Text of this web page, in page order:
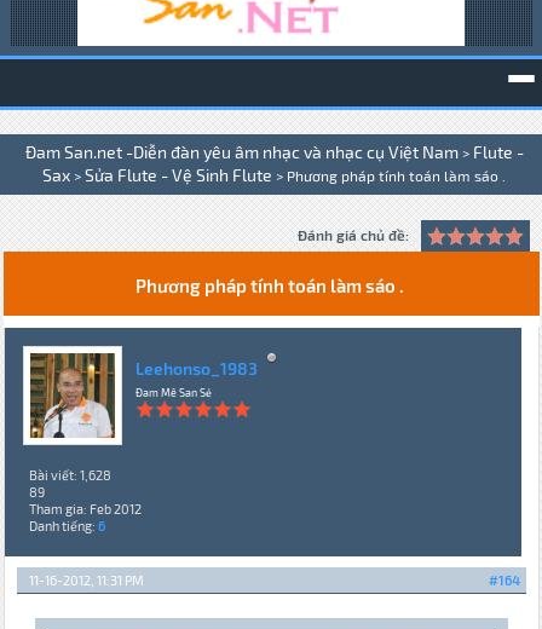
Đam San.net -Diễn đàn yêu âm nhạc và nhạc cụ Việt Nam > Flute -
Sax > Sửa Flute - Vệ Sinh Flute > Phương pháp tính toán làm sáo .
Đánh giá chủ đề:
Phương pháp tính toán làm sáo .
Leehonso_1983
Đam Mê San Sẻ
Bài viết: 1,628
89
Tham gia: Feb 2012
Danh tiếng: 6
#164
11-16-2012, 11:31 PM